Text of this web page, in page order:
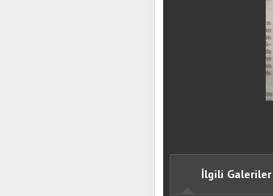
İlgili Galeriler